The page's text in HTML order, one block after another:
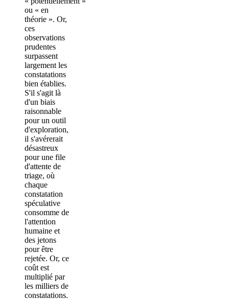
ou « en
théorie ». Or,
ces
observations
prudentes
surpassent
largement les
constatations
bien établies.
S'il s'agit là
d'un biais
raisonnable
pour un outil
d'exploration,
il s'avérerait
désastreux
pour une file
d'attente de
triage, où
chaque
constatation
spéculative
consomme de
l'attention
humaine et
des jetons
pour être
rejetée. Or, ce
coût est
multiplié par
les milliers de
constatations.